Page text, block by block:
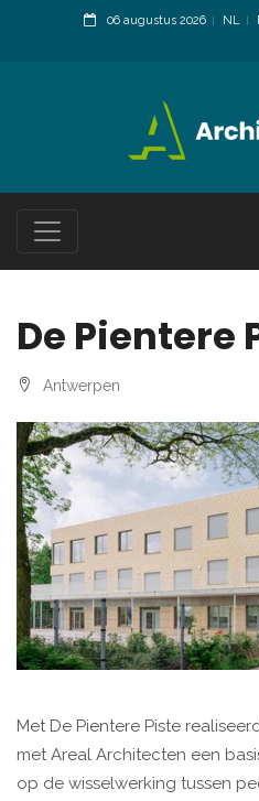
06 augustus 2026 NL
De Pientere
Antwerpen
Met De Pientere Piste
met Areal Architecten een
op de wisselwerking tussen